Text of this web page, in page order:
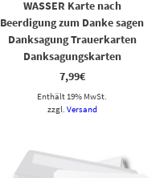
WASSER Karte nach
Beerdigung zum Danke sagen
Danksagung Trauerkarten
Danksagungskarten
7,99€
Enthält 19% MwSt.
zzgl. Versand